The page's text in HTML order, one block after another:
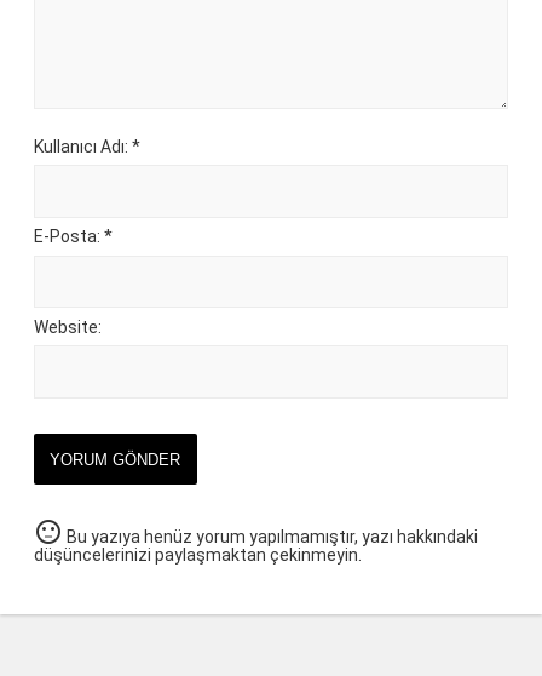
Kullanıcı Adı: *
E-Posta: *
Website:
YORUM GÖNDER
sentiment_neutral Bu yazıya henüz yorum yapılmamıştır, yazı hakkındaki
düşüncelerinizi paylaşmaktan çekinmeyin.